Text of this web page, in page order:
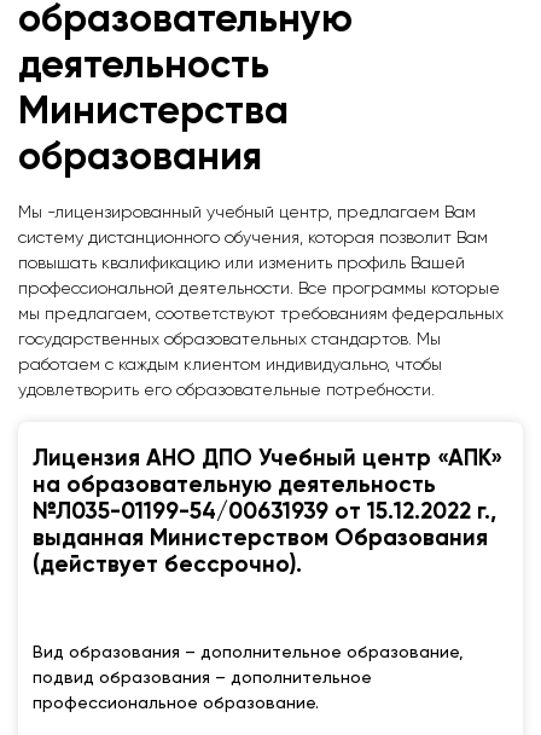
образовательную
деятельность
Министерства
образования
Мы -лицензированный учебный центр, предлагаем Вам
систему дистанционного обучения, которая позволит Вам
повышать квалификацию или изменить профиль Вашей
профессиональной деятельности. Все программы которые
мы предлагаем, соответствуют требованиям федеральных
государственных образовательных стандартов. Мы
работаем с каждым клиентом индивидуально, чтобы
удовлетворить его образовательные потребности.
Лицензия АНО ДПО Учебный центр «АПК»
на образовательную деятельность
№Л035-01199-54/00631939 от 15.12.2022 г.,
выданная Министерством Образования
(действует бессрочно).
Вид образования – дополнительное образование,
подвид образования – дополнительное
профессиональное образование.